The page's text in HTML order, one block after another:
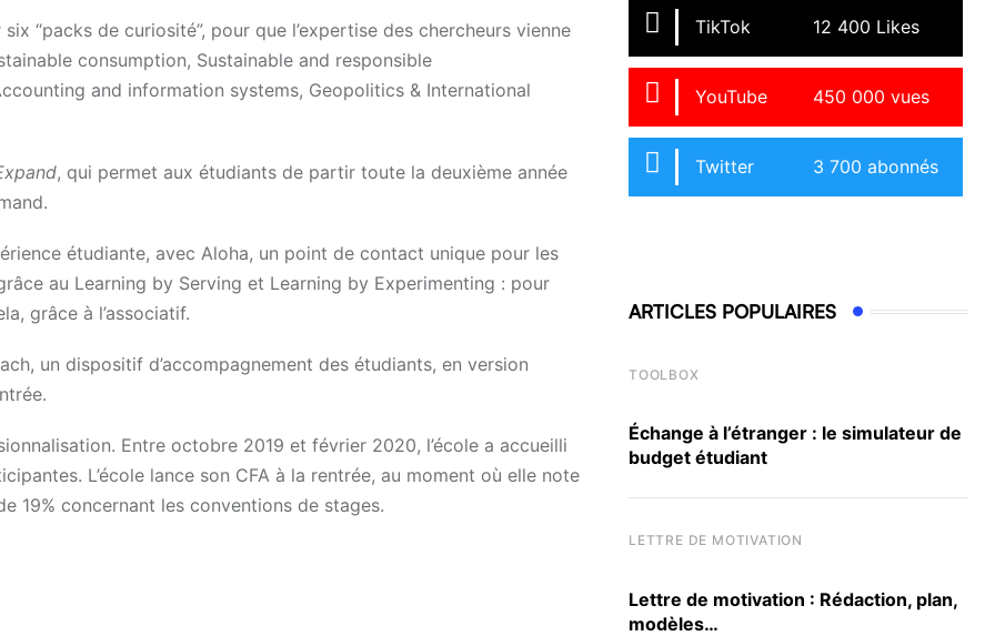
“packs de curiosité”, pour que l’expertise des chercheurs vienne
consumption, Sustainable and responsible
and information systems, Geopolitics & International
, qui permet aux étudiants de partir toute la deuxième année
étudiante, avec Aloha, un point de contact unique pour les
au Learning by Serving et Learning by Experimenting : pour
grâce à l’associatif.
un dispositif d’accompagnement des étudiants, en version
Entre octobre 2019 et février 2020, l’école a accueilli
L’école lance son CFA à la rentrée, au moment où elle note
19% concernant les conventions de stages.
TikTok 12 400 Likes
YouTube 450 000 vues
Twitter 3 700 abonnés
ARTICLES POPULAIRES
TOOLBOX
Échange à l’étranger : le simulateur de
budget étudiant
LETTRE DE MOTIVATION
Lettre de motivation : Rédaction, plan,
modèles…